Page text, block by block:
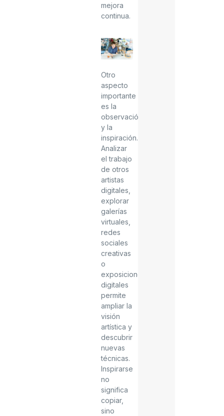
mejora
continua.
Otro
aspecto
importante
es la
observación
y la
inspiración.
Analizar
el trabajo
de otros
artistas
digitales,
explorar
galerías
virtuales,
redes
sociales
creativas
o
exposiciones
digitales
permite
ampliar la
visión
artística y
descubrir
nuevas
técnicas.
Inspirarse
no
significa
copiar,
sino